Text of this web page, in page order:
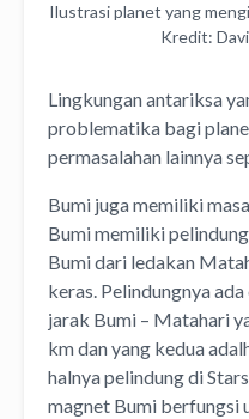
Ilustrasi planet yang
Kredit:
Lingkungan antariksa
problematika bagi
permasalahan lainnya
Bumi juga memiliki
Bumi memiliki
Bumi dari ledakan
keras. Pelindungnya
jarak Bumi – Matahari
km dan yang kedua
halnya pelindung di
magnet Bumi berfungsi